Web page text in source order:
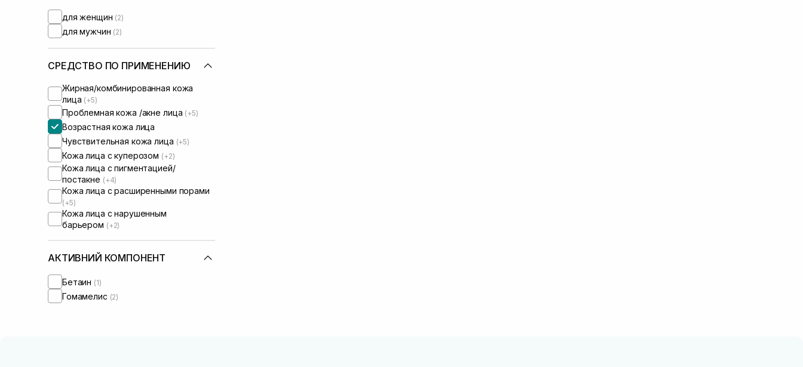
для женщин (2)
для мужчин (2)
СРЕДСТВО ПО ПРИМЕНЕНИЮ
Жирная/комбинированная кожа
лица (+5)
Проблемная кожа /акне лица (+5)
Возрастная кожа лица
Чувствительная кожа лица (+5)
Кожа лица с куперозом (+2)
Кожа лица с пигментацией/
постакне (+4)
Кожа лица с расширенными порами
(+5)
Кожа лица с нарушенным
барьером (+2)
АКТИВНИЙ КОМПОНЕНТ
Бетаин (1)
Гомамелис (2)